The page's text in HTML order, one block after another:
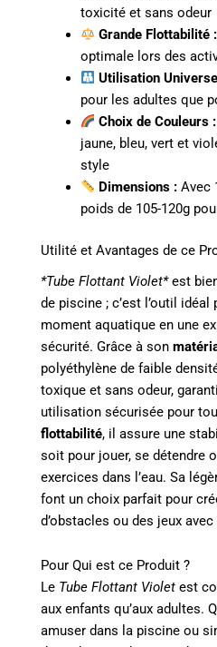
toxicité et sans odeur
Grande Flottabilité :
optimale lors des
Utilisation
pour les adultes que
Choix de Couleurs :
jaune, bleu, vert et
style
Dimensions : Avec
poids de 105-120g
Utilité et Avantages de ce
*Tube Flottant Violet*est
de piscine ; c’est l’outil
moment aquatique en une
sécurité. Grâce à son
polyéthylène de faible
toxique et sans odeur,
utilisation sécurisée pour
flottabilité, il assure une
soit pour jouer, se détendre
exercices dans l’eau. Sa
font un choix parfait pour
d’obstacles ou des jeux
Pour Qui est ce Produit ?
Le Tube Flottant Violet est
aux enfants qu’aux adultes.
amuser dans la piscine ou